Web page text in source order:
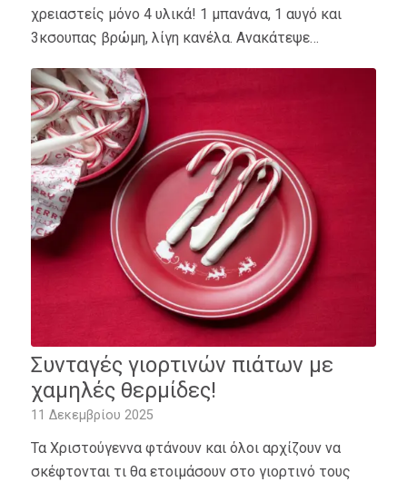
χρειαστείς μόνο 4 υλικά! 1 μπανάνα, 1 αυγό και
3κσουπας βρώμη, λίγη κανέλα. Ανακάτεψε…
Συνταγές γιορτινών πιάτων με
χαμηλές θερμίδες!
11 Δεκεμβρίου 2025
Τα Χριστούγεννα φτάνουν και όλοι αρχίζουν να
σκέφτονται τι θα ετοιμάσουν στο γιορτινό τους